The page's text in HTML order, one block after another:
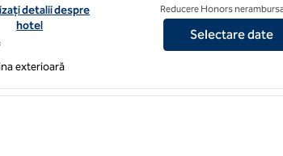
detaliile hotelului Hilton Vacation Club Grande Villas
detalii despre
hotel
Reducere Honors
Selectare date
exterioară